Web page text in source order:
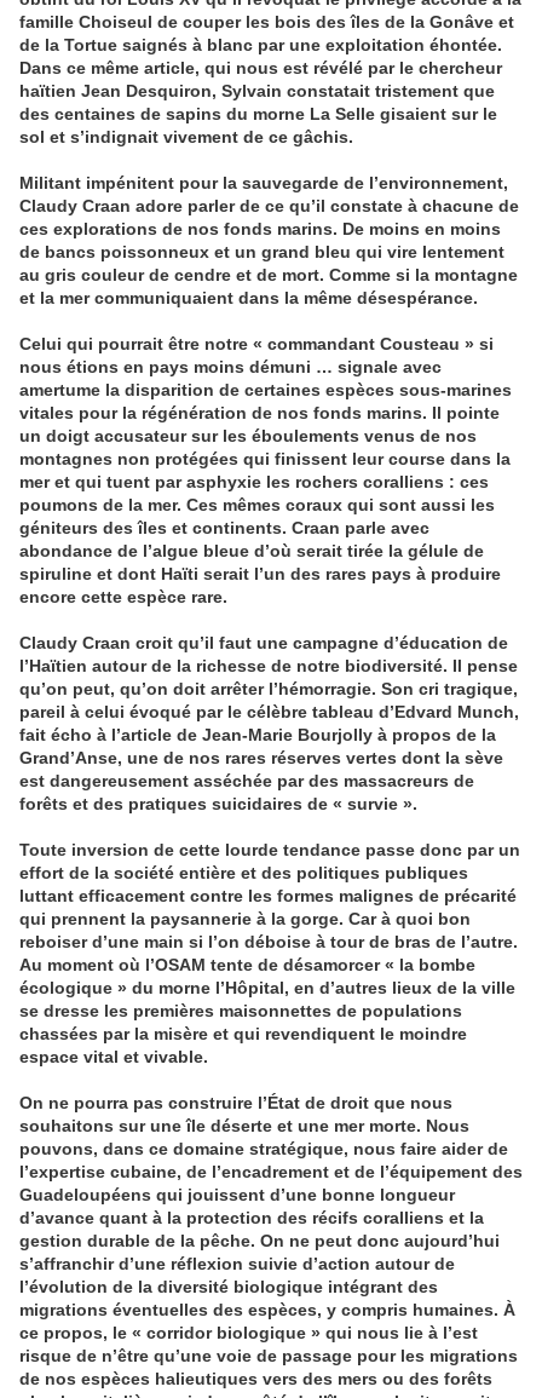
famille Choiseul de couper les bois des îles de la Gonâve et
de la Tortue saignés à blanc par une exploitation éhontée.
Dans ce même article, qui nous est révélé par le chercheur
haïtien Jean Desquiron, Sylvain constatait tristement que
des centaines de sapins du morne La Selle gisaient sur le
sol et s’indignait vivement de ce gâchis.
Militant impénitent pour la sauvegarde de l’environnement,
Claudy Craan adore parler de ce qu’il constate à chacune de
ces explorations de nos fonds marins. De moins en moins
de bancs poissonneux et un grand bleu qui vire lentement
au gris couleur de cendre et de mort. Comme si la montagne
et la mer communiquaient dans la même désespérance.
Celui qui pourrait être notre « commandant Cousteau » si
nous étions en pays moins démuni … signale avec
amertume la disparition de certaines espèces sous-marines
vitales pour la régénération de nos fonds marins. Il pointe
un doigt accusateur sur les éboulements venus de nos
montagnes non protégées qui finissent leur course dans la
mer et qui tuent par asphyxie les rochers coralliens : ces
poumons de la mer. Ces mêmes coraux qui sont aussi les
géniteurs des îles et continents. Craan parle avec
abondance de l’algue bleue d’où serait tirée la gélule de
spiruline et dont Haïti serait l’un des rares pays à produire
encore cette espèce rare.
Claudy Craan croit qu’il faut une campagne d’éducation de
l’Haïtien autour de la richesse de notre biodiversité. Il pense
qu’on peut, qu’on doit arrêter l’hémorragie. Son cri tragique,
pareil à celui évoqué par le célèbre tableau d’Edvard Munch,
fait écho à l’article de Jean-Marie Bourjolly à propos de la
Grand’Anse, une de nos rares réserves vertes dont la sève
est dangereusement asséchée par des massacreurs de
forêts et des pratiques suicidaires de « survie ».
Toute inversion de cette lourde tendance passe donc par un
effort de la société entière et des politiques publiques
luttant efficacement contre les formes malignes de précarité
qui prennent la paysannerie à la gorge. Car à quoi bon
reboiser d’une main si l’on déboise à tour de bras de l’autre.
Au moment où l’OSAM tente de désamorcer « la bombe
écologique » du morne l’Hôpital, en d’autres lieux de la ville
se dresse les premières maisonnettes de populations
chassées par la misère et qui revendiquent le moindre
espace vital et vivable.
On ne pourra pas construire l’État de droit que nous
souhaitons sur une île déserte et une mer morte. Nous
pouvons, dans ce domaine stratégique, nous faire aider de
l’expertise cubaine, de l’encadrement et de l’équipement des
Guadeloupéens qui jouissent d’une bonne longueur
d’avance quant à la protection des récifs coralliens et la
gestion durable de la pêche. On ne peut donc aujourd’hui
s’affranchir d’une réflexion suivie d’action autour de
l’évolution de la diversité biologique intégrant des
migrations éventuelles des espèces, y compris humaines. À
ce propos, le « corridor biologique » qui nous lie à l’est
risque de n’être qu’une voie de passage pour les migrations
de nos espèces halieutiques vers des mers ou des forêts